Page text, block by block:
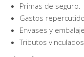
Primas de seguro.
Gastos
Envases y
Tributos